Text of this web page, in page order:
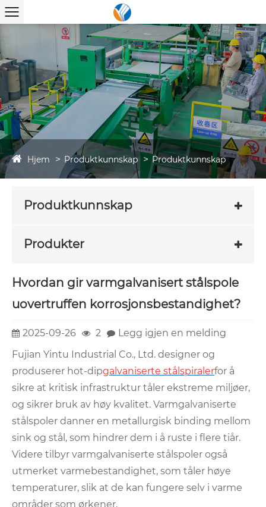
Hjem Produktkunnskap Produktkunnskap
Produktkunnskap
Produkter
Hvordan gir varmgalvanisert stålspole
uovertruffen korrosjonsbestandighet?
2025-09-26 2
Legg igjen en melding
Fujian Yintu Industrial Co., Ltd. designer og
produserer hot-dipgalvaniserte stålspiralerfor å
sikre at kritisk infrastruktur tåler ekstreme miljøer,
og sikrer bruk av høy kvalitet. Varmgalvaniserte
stålspoler danner en metallurgisk binding mellom
sink og stål, som hindrer dem i å ruste i flere tiår.
Videre tilbyr varmgalvaniserte stålspoler også
utmerket varmebestandighet, som tåler høye
temperaturer, slik at de kan fungere selv i varme
områder som ørkener.